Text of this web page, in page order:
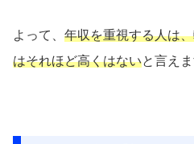
よって、 年収を重視する人は
はそれほど高くはないと言えま